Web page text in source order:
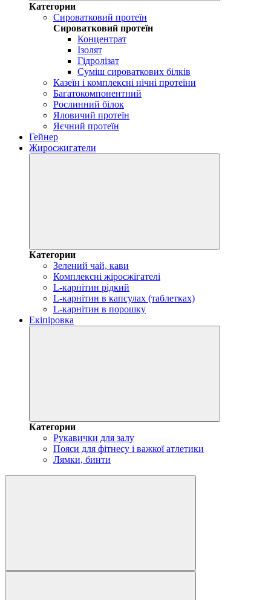
Категории
Сироватковий протеїн
Сироватковий протеїн
Концентрат
Ізолят
Гідролізат
Суміш сироваткових білків
Казеїн і комплексні нічні протеїни
Багатокомпонентний
Рослинний білок
Яловичий протеїн
Яєчний протеїн
Гейнер
Жиросжигатели
Категории
Зелений чай, кави
Комплексні жіросжігателі
L-карнітин рідкий
L-карнітин в капсулах (таблетках)
L-карнітин в порошку
Екіпіровка
Категории
Рукавички для залу
Пояси для фітнесу і важкої атлетики
Лямки, бинти